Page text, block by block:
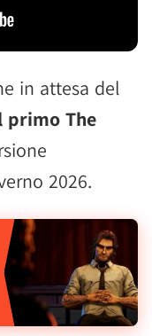
in attesa del
primo The
2026.